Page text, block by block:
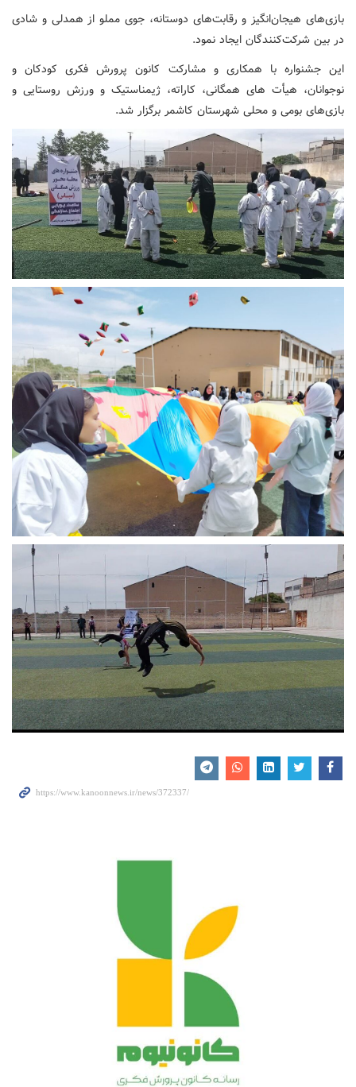
بازی‌های هیجان‌انگیز و رقابت‌های دوستانه، جوی مملو از همدلی و شادی
در بین شرکت‌کنندگان ایجاد نمود.
این جشنواره با همکاری و مشارکت کانون پرورش فکری کودکان و
نوجوانان، هیأت های همگانی، کاراته، ژیمناستیک و ورزش روستایی و
بازی‌های بومی و محلی شهرستان کاشمر برگزار شد.